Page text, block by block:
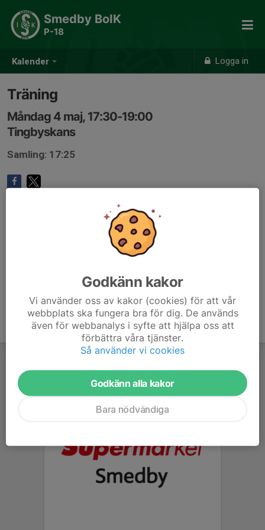
Kalender Logga in
Smedby BoIK
P-18
Träning
Måndag 4 maj, 17:30-19:00
Tingbyskans
Samling: 17:25
Godkänn kakor
Vi använder oss av kakor (cookies) för att vår
webbplats ska fungera bra för dig. De används
även för webbanalys i syfte att hjälpa oss att
förbättra våra tjänster.
Så använder vi cookies
Godkänn alla kakor
Bara nödvändiga